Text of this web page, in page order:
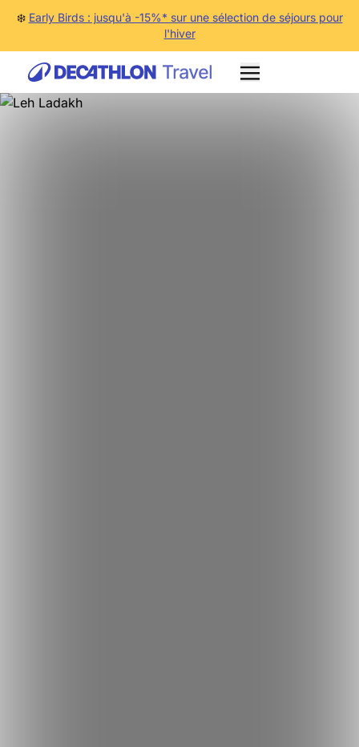
❄️ Early Birds : jusqu'à -15%* sur une sélection de séjours pour
l'hiver